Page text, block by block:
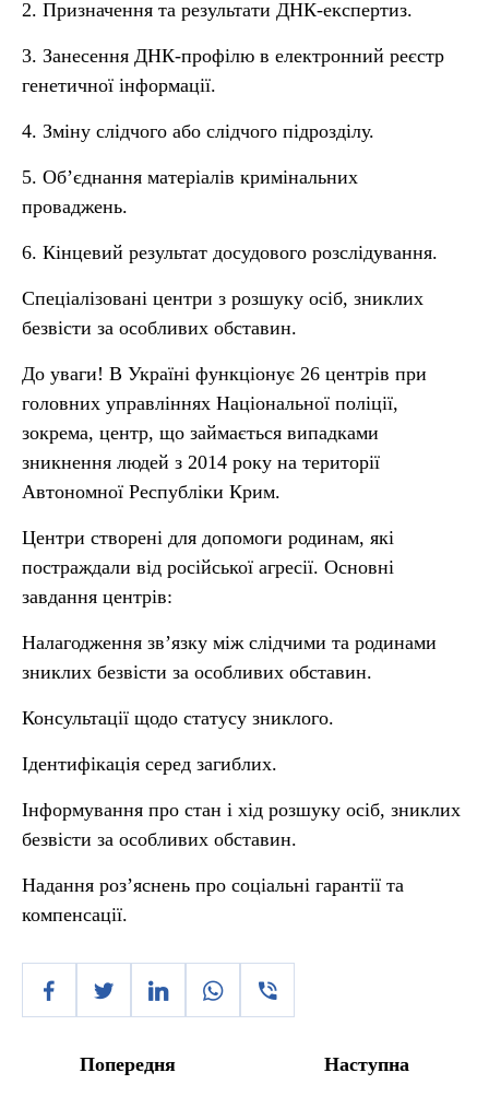
2. Призначення та результати ДНК-експертиз.
3. Занесення ДНК-профілю в електронний реєстр
генетичної інформації.
4. Зміну слідчого або слідчого підрозділу.
5. Об’єднання матеріалів кримінальних
проваджень.
6. Кінцевий результат досудового розслідування.
Спеціалізовані центри з розшуку осіб, зниклих
безвісти за особливих обставин.
До уваги! В Україні функціонує 26 центрів при
головних управліннях Національної поліції,
зокрема, центр, що займається випадками
зникнення людей з 2014 року на території
Автономної Республіки Крим.
Центри створені для допомоги родинам, які
постраждали від російської агресії. Основні
завдання центрів:
Налагодження зв’язку між слідчими та родинами
зниклих безвісти за особливих обставин.
Консультації щодо статусу зниклого.
Ідентифікація серед загиблих.
Інформування про стан і хід розшуку осіб, зниклих
безвісти за особливих обставин.
Надання роз’яснень про соціальні гарантії та
компенсації.
Попередня Наступна